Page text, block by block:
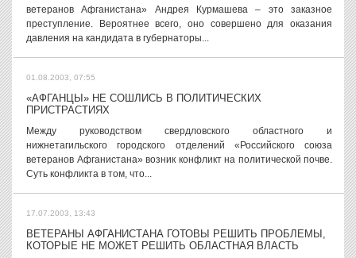
ветеранов Афганистана» Андрея Курмашева – это заказное
преступление. Вероятнее всего, оно совершено для оказания
давления на кандидата в губернаторы...
01.08.2003, 07:55
«АФГАНЦЫ» НЕ СОШЛИСЬ В ПОЛИТИЧЕСКИХ
ПРИСТРАСТИЯХ
Между руководством свердловского областного и
нижнетагильского городского отделений «Российского союза
ветеранов Афганистана» возник конфликт на политической почве.
Суть конфликта в том, что...
17.07.2003, 13:43
ВЕТЕРАНЫ АФГАНИСТАНА ГОТОВЫ РЕШИТЬ ПРОБЛЕМЫ,
КОТОРЫЕ НЕ МОЖЕТ РЕШИТЬ ОБЛАСТНАЯ ВЛАСТЬ